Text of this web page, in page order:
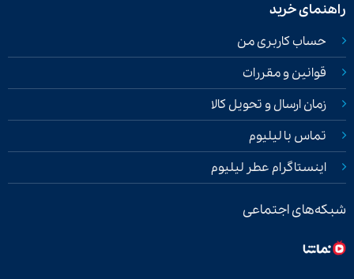
راهنمای خرید
حساب کاربری من
قوانین و مقررات
زمان ارسال و تحویل کالا
تماس با لیلیوم
اینستاگرام عطر لیلیوم
شبکه‌های اجتماعی